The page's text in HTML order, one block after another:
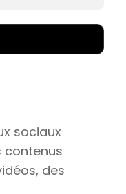
sociaux
contenus
des